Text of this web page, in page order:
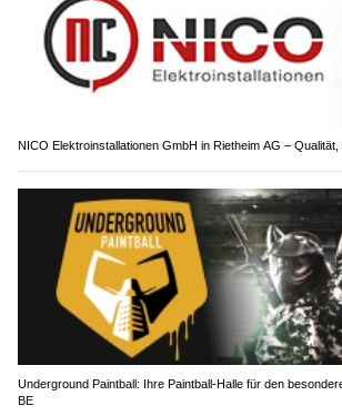
NICO Elektroinstallationen GmbH in Rietheim AG –
Underground Paintball: Ihre Paintball-Halle für den
BE